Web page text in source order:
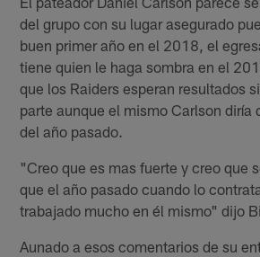
del grupo con su lugar asegurado
buen primer año en el 2018, el
tiene quien le haga sombra en el
que los Raiders esperan resultados
parte aunque el mismo Carlson diría
del año pasado.
"Creo que es mas fuerte y creo que
que el año pasado cuando lo
trabajado mucho en él mismo" dijo
Aunado a esos comentarios de su